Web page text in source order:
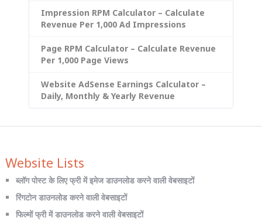
Impression RPM Calculator – Calculate
Revenue Per 1,000 Ad Impressions
Page RPM Calculator – Calculate Revenue
Per 1,000 Page Views
Website AdSense Earnings Calculator –
Daily, Monthly & Yearly Revenue
Website Lists
ब्लॉग पोस्ट के लिए फ्री में इमेज डाउनलोड करने वाली वेबसाइटों
रिंगटोन डाउनलोड करने वाली वेबसाइटों
फिल्मों फ्री में डाउनलोड करने वाली वेबसाइटों